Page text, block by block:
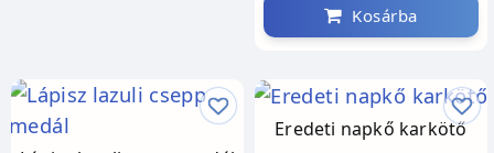
Kosárba
Eredeti napkő karkötő